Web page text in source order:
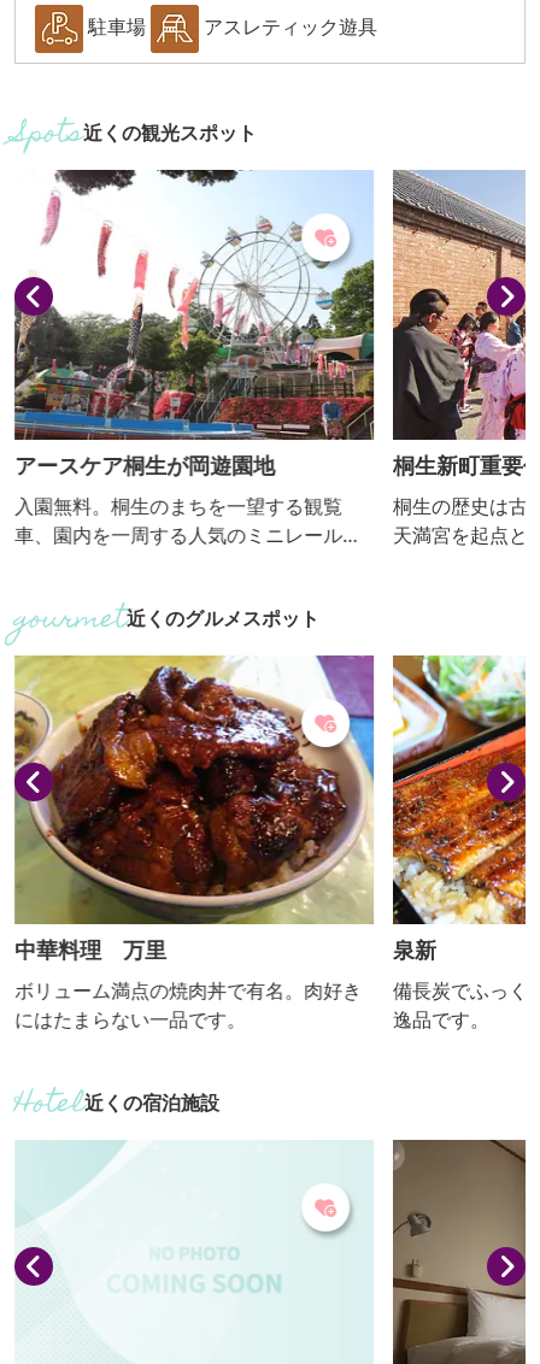
駐車場 アスレティック遊具
近くの観光スポット
アースケア桐生が岡遊園地
入園無料。桐生のまちを一望する観覧
車、園内を一周する人気のミニレール
種類の大型遊具は大人200円、子ども100
円、バッテリーカーなどの小型乗り物は2
0～50円。イベント随時実施。隣に桐生
が岡動物園。桜の名所としても親しまれ
ています。売店は土・日曜日、祝日の
み、雨天等中止する場合があります。
桐生新町重要
区
桐生の歴史は古
天満宮を起点と
た、当時の土地
残されています
生は日本の機ど
うたわれている
桐生の歴史を今
す。先人たちは
え...
近くのグルメスポット
中華料理 万里
ボリューム満点の焼肉丼で有名。肉好き
にはたまらない一品です。
泉新
備長炭でふっく
逸品です。
近くの宿泊施設